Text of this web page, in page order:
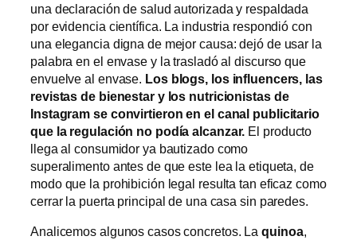
una declaración de salud autorizada y respaldada
por evidencia científica. La industria respondió con
una elegancia digna de mejor causa: dejó de usar la
palabra en el envase y la trasladó al discurso que
envuelve al envase. Los blogs, los influencers, las
revistas de bienestar y los nutricionistas de
Instagram se convirtieron en el canal publicitario
que la regulación no podía alcanzar. El producto
llega al consumidor ya bautizado como
superalimento antes de que este lea la etiqueta, de
modo que la prohibición legal resulta tan eficaz como
cerrar la puerta principal de una casa sin paredes.
Analicemos algunos casos concretos. Laquinoa,